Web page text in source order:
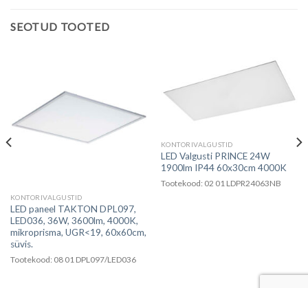
SEOTUD TOOTED
KONTORIVALGUSTID
LED paneel TAKTON DPL097,
LED036, 36W, 3600lm, 4000K,
mikroprisma, UGR<19, 60x60cm,
süvis.
Tootekood: 08 01 DPL097/LED036
KONTORIVALGUSTID
LED Valgusti PRINCE 24W
1900lm IP44 60x30cm 4000K
Tootekood: 02 01 LDPR24063NB